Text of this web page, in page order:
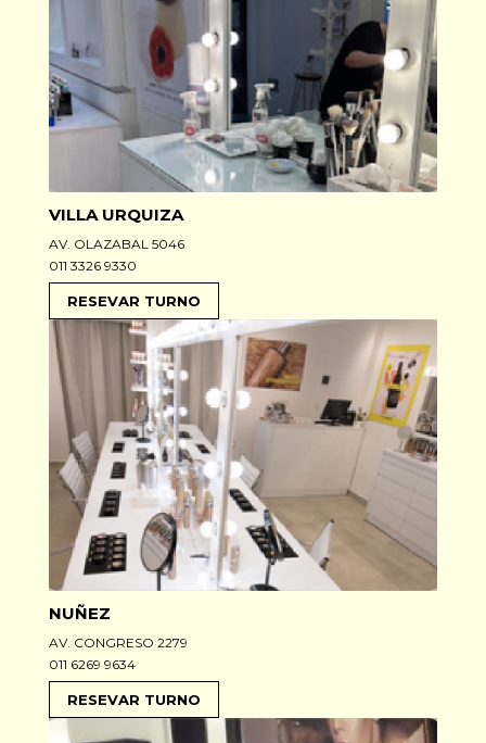
VILLA URQUIZA
AV. OLAZABAL 5046
011 3326 9330
RESEVAR TURNO
NUÑEZ
AV. CONGRESO 2279
011 6269 9634
RESEVAR TURNO